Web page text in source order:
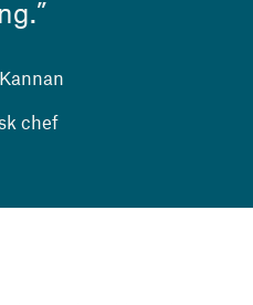
chef